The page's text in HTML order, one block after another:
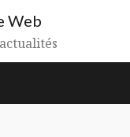
Web